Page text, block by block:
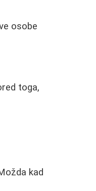
osobe
toga,
kad